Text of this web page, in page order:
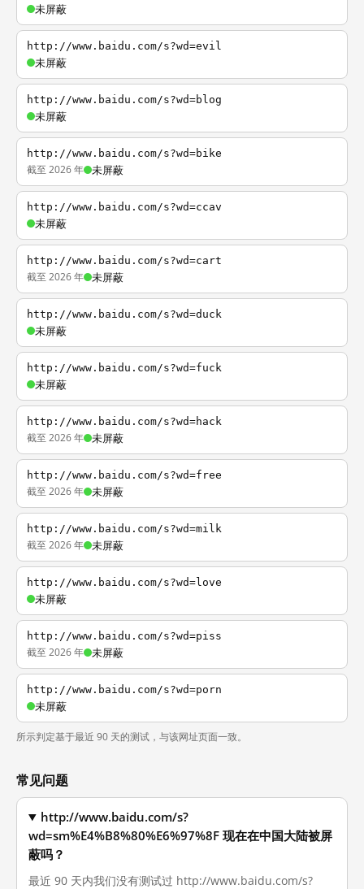
未屏蔽
http://www.baidu.com/s?wd=evil
未屏蔽
http://www.baidu.com/s?wd=blog
未屏蔽
http://www.baidu.com/s?wd=bike
截至 2026 年 未屏蔽
http://www.baidu.com/s?wd=ccav
未屏蔽
http://www.baidu.com/s?wd=cart
截至 2026 年 未屏蔽
http://www.baidu.com/s?wd=duck
未屏蔽
http://www.baidu.com/s?wd=fuck
未屏蔽
http://www.baidu.com/s?wd=hack
截至 2026 年 未屏蔽
http://www.baidu.com/s?wd=free
截至 2026 年 未屏蔽
http://www.baidu.com/s?wd=milk
截至 2026 年 未屏蔽
http://www.baidu.com/s?wd=love
未屏蔽
http://www.baidu.com/s?wd=piss
截至 2026 年 未屏蔽
http://www.baidu.com/s?wd=porn
未屏蔽
所示判定基于最近 90 天的测试，与该网址页面一致。
常见问题
http://www.baidu.com/s?
wd=sm%E4%B8%80%E6%97%8F 现在在中国大陆被屏
蔽吗？
最近 90 天内我们没有测试过 http://www.baidu.com/s?